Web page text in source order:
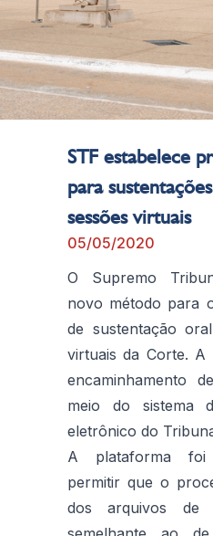
STF estabelece
para
sessões virtuais
05/05/2020
O Supremo
novo método para
de sustentação
virtuais da Corte.
encaminhamento
meio do sistema
eletrônico do
A plataforma foi
permitir que o
dos arquivos de